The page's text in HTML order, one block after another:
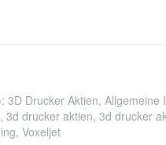
3D Drucker Aktien, Allgemeine
, 3d drucker aktien, 3d drucker
, Voxeljet